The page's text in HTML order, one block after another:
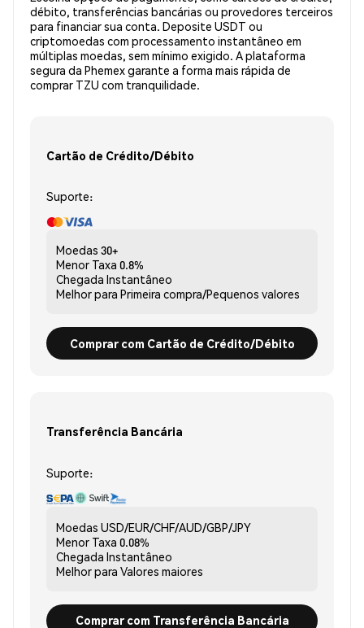
débito, transferências bancárias ou provedores terceiros
para financiar sua conta. Deposite USDT ou
criptomoedas com processamento instantâneo em
múltiplas moedas, sem mínimo exigido. A plataforma
segura da Phemex garante a forma mais rápida de
comprar TZU com tranquilidade.
Cartão de Crédito/Débito
Suporte:
Moedas 30+
Menor Taxa 0.8%
Chegada Instantâneo
Melhor para Primeira compra/Pequenos valores
Comprar com Cartão de Crédito/Débito
Transferência Bancária
Suporte:
Moedas USD/EUR/CHF/AUD/GBP/JPY
Menor Taxa 0.08%
Chegada Instantâneo
Melhor para Valores maiores
Comprar com Transferência Bancária